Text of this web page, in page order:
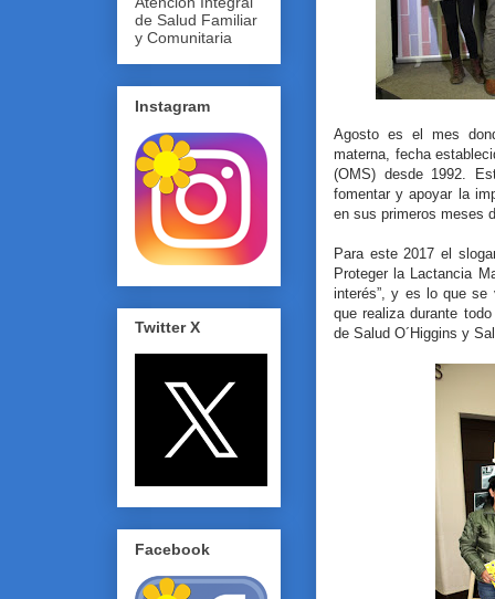
Agosto es el mes
materna, fecha
(OMS) desde 1992.
fomentar y apoyar la
en sus primeros meses
Para este 2017 el
Proteger la Lactancia
interés”, y es lo que se
que realiza durante
de Salud O´Higgins y
de Salud Familiar
y Comunitaria
Instagram
Twitter X
Facebook